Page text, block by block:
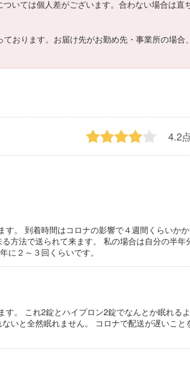
いては個人差がございます。合わない場合は直
おります。お届け先がお勤め先・事業所の場
4.2
す。 到着時間はコロナの影響で４週間くらいか
方法で送られて来ます。 私の場合は自分の半年
に２～３回くらいです。
す。 これ2錠とハイプロン2錠でなんとか眠れるよ
いと全然眠れません。 コロナで配送が遅いこと